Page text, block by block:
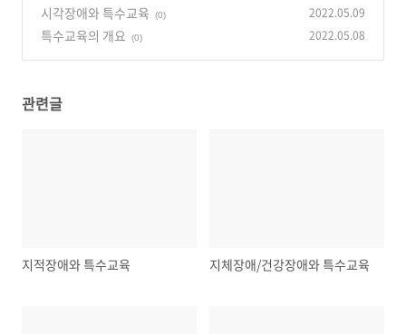
시각장애와 특수교육 (0) 2022.05.09
특수교육의 개요 (0) 2022.05.08
관련글
지적장애와 특수교육 지체장애/건강장애와 특수교육